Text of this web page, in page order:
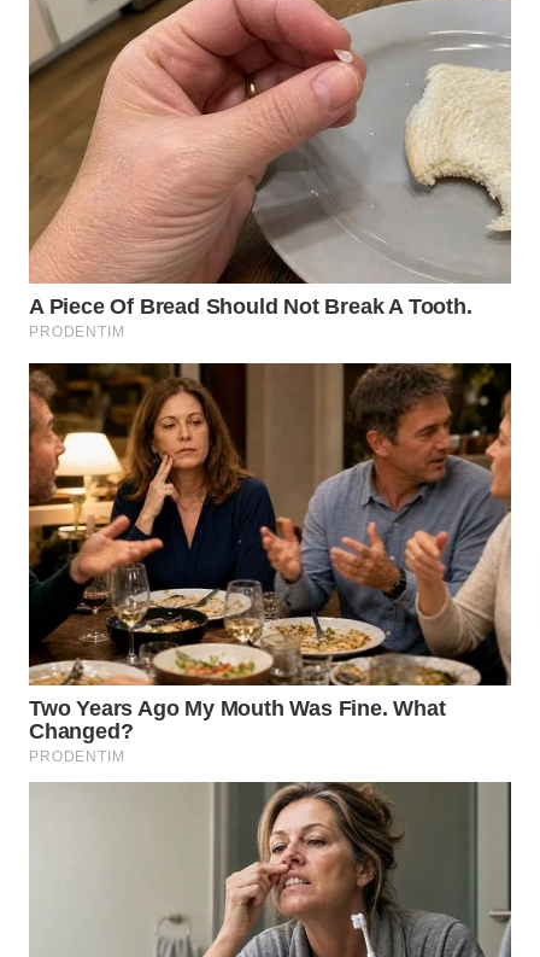
MALUKU
WN
MALUT
WN
DAIRI
WN
DANAU
TOBA
WN
NIAS
WN
LANGKAT
WN
TAPANULI
SELATAN
WN
LESUNG
WN